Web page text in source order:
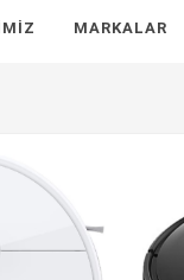
MARKALAR